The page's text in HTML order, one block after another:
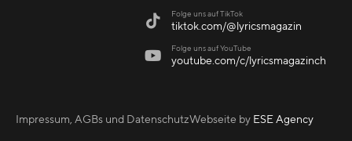
 Folge uns auf TikTok
tiktok.com/@lyricsmagazin
 Folge uns auf YouTube
youtube.com/c/lyricsmagazinch
Impressum, AGBs und DatenschutzWebseite by ESE Agency